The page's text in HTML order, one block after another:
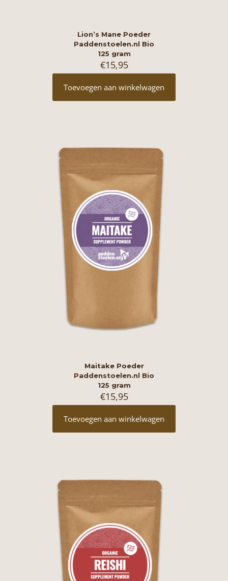
Lion’s Mane Poeder
Paddenstoelen.nl Bio
125 gram
€15,95
Toevoegen aan winkelwagen
Maitake Poeder
Paddenstoelen.nl Bio
125 gram
€15,95
Toevoegen aan winkelwagen